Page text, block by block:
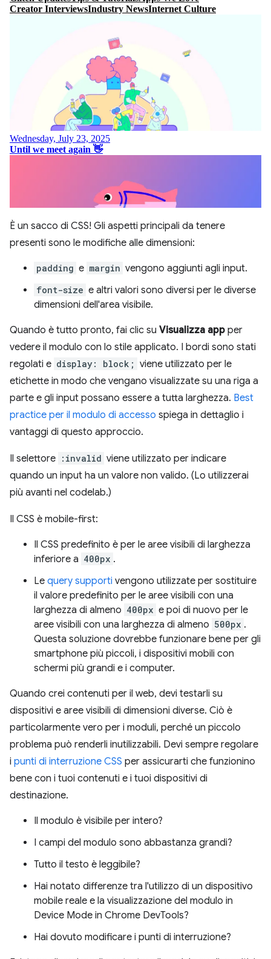
È un sacco di CSS! Gli aspetti principali da tenere
presenti sono le modifiche alle dimensioni:
padding e margin vengono aggiunti agli input.
font-size e altri valori sono diversi per le diverse
dimensioni dell'area visibile.
Quando è tutto pronto, fai clic su Visualizza app per
vedere il modulo con lo stile applicato. I bordi sono stati
regolati e display: block; viene utilizzato per le
etichette in modo che vengano visualizzate su una riga a
parte e gli input possano essere a tutta larghezza. Best
practice per il modulo di accesso spiega in dettaglio i
vantaggi di questo approccio.
Il selettore :invalid viene utilizzato per indicare
quando un input ha un valore non valido. (Lo utilizzerai
più avanti nel codelab.)
Il CSS è mobile-first:
Il CSS predefinito è per le aree visibili di larghezza
inferiore a 400px .
Le query supporti vengono utilizzate per sostituire
il valore predefinito per le aree visibili con una
larghezza di almeno 400px e poi di nuovo per le
aree visibili con una larghezza di almeno 500px .
Questa soluzione dovrebbe funzionare bene per gli
smartphone più piccoli, i dispositivi mobili con
schermi più grandi e i computer.
Quando crei contenuti per il web, devi testarli su
dispositivi e aree visibili di dimensioni diverse. Ciò è
particolarmente vero per i moduli, perché un piccolo
problema può renderli inutilizzabili. Devi sempre regolare
i punti di interruzione CSS per assicurarti che funzionino
bene con i tuoi contenuti e i tuoi dispositivi di
destinazione.
Il modulo è visibile per intero?
I campi del modulo sono abbastanza grandi?
Tutto il testo è leggibile?
Hai notato differenze tra l'utilizzo di un dispositivo
mobile reale e la visualizzazione del modulo in
Device Mode in Chrome DevTools?
Hai dovuto modificare i punti di interruzione?